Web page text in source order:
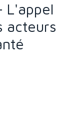
L'appel
acteurs